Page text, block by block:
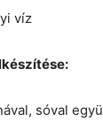
víz
sóval